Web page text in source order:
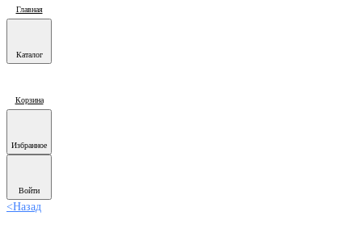
Главная
Каталог
Корзина
Избранное
Войти
<Назад